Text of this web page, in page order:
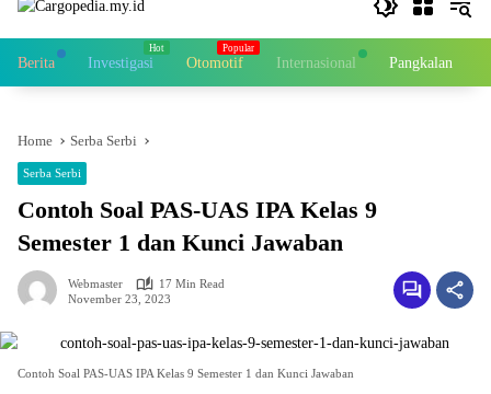
Berita Investigasi Otomotif Internasional Pangkalan
Home Serba Serbi
Serba Serbi
Contoh Soal PAS-UAS IPA Kelas 9
Semester 1 dan Kunci Jawaban
Webmaster
17 Min Read
November 23, 2023
Contoh Soal PAS-UAS IPA Kelas 9 Semester 1 dan Kunci Jawaban